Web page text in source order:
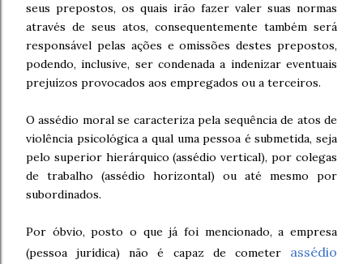
seus prepostos, os quais irão fazer valer suas normas
através de seus atos, consequentemente também será
responsável pelas ações e omissões destes prepostos,
podendo, inclusive, ser condenada a indenizar eventuais
prejuízos provocados aos empregados ou a terceiros.
O assédio moral se caracteriza pela sequência de atos de
violência psicológica a qual uma pessoa é submetida, seja
pelo superior hierárquico (assédio vertical), por colegas
de trabalho (assédio horizontal) ou até mesmo por
subordinados.
Por óbvio, posto o que já foi mencionado, a empresa
(pessoa jurídica) não é capaz de cometer assédio